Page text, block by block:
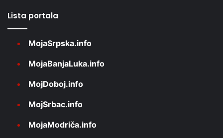
Lista portala
MojaSrpska.info
MojaBanjaLuka.info
MojDoboj.info
MojSrbac.info
MojaModriča.info